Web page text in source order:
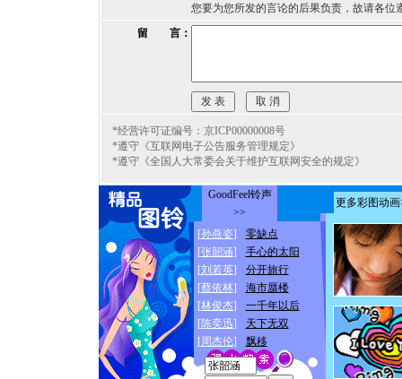
您要为您所发的言论的后果负责，故请各位
留 言：
*经营许可证编号：京ICP00000008号
*遵守《互联网电子公告服务管理规定》
*遵守《全国人大常委会关于维护互联网安全的规定》